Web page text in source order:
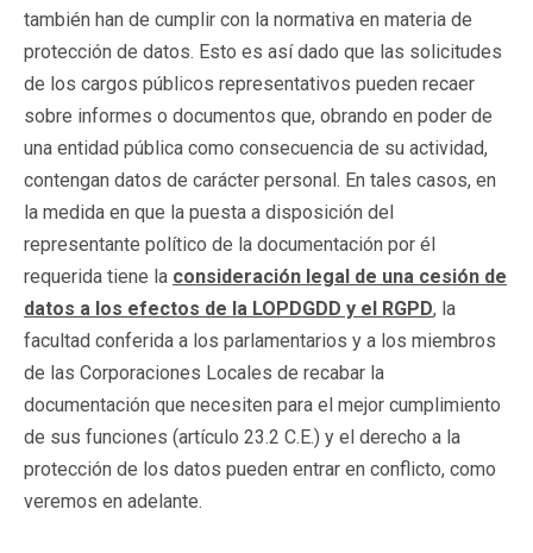
también han de cumplir con la normativa en materia de
protección de datos. Esto es así dado que las solicitudes
de los cargos públicos representativos pueden recaer
sobre informes o documentos que, obrando en poder de
una entidad pública como consecuencia de su actividad,
contengan datos de carácter personal. En tales casos, en
la medida en que la puesta a disposición del
representante político de la documentación por él
requerida tiene la consideración legal de una cesión de
datos a los efectos de la LOPDGDD y el RGPD, la
facultad conferida a los parlamentarios y a los miembros
de las Corporaciones Locales de recabar la
documentación que necesiten para el mejor cumplimiento
de sus funciones (artículo 23.2 C.E.) y el derecho a la
protección de los datos pueden entrar en conflicto, como
veremos en adelante.